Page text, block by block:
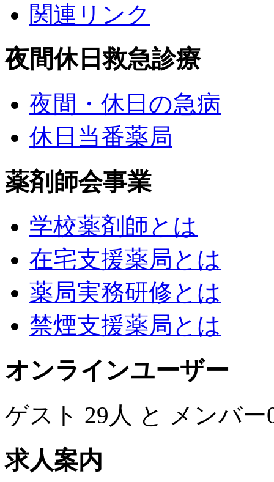
関連リンク
夜間休日救急診療
夜間・休日の急病
休日当番薬局
薬剤師会事業
学校薬剤師とは
在宅支援薬局とは
薬局実務研修とは
禁煙支援薬局とは
オンラインユーザー
ゲスト 29人 と メンバ
求人案内